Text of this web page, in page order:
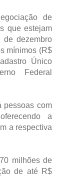
de
que estejam
de dezembro
mínimos (R$
Único
Federal
pessoas com
a
a respectiva
milhões de
de até R$